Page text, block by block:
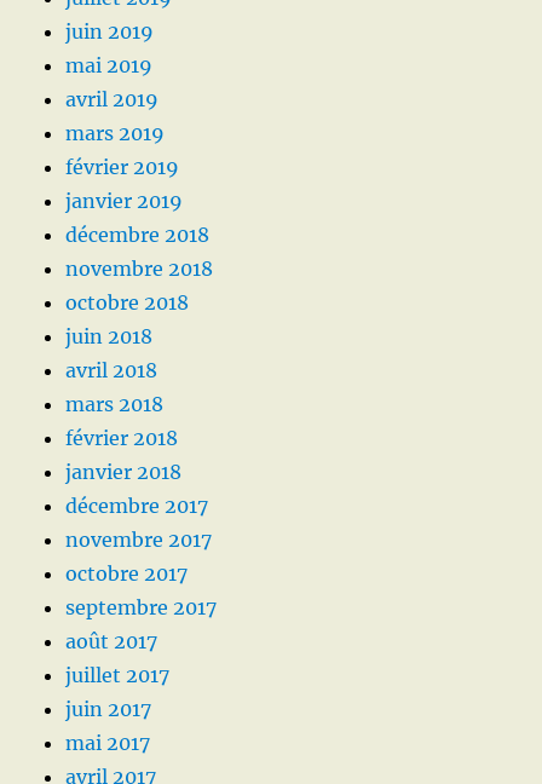
juin 2019
mai 2019
avril 2019
mars 2019
février 2019
janvier 2019
décembre 2018
novembre 2018
octobre 2018
juin 2018
avril 2018
mars 2018
février 2018
janvier 2018
décembre 2017
novembre 2017
octobre 2017
septembre 2017
août 2017
juillet 2017
juin 2017
mai 2017
avril 2017